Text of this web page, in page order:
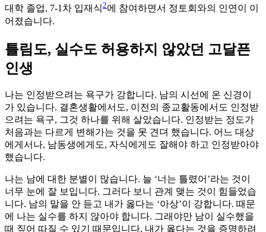
대학 졸업, 7-1차 입재식2에 참여하면서 정토회와의 인연이 이
어졌습니다.
틀림도, 실수도 허용하지 않았던 고달픈
인생
나는 인정받으려는 욕구가 강합니다. 남의 시선에 온 신경이
가 있습니다. 결혼생활에서도, 이전의 종교활동에서도 인정받
으려는 욕구, 그것 하나를 위해 살았습니다. 인정받는 정도가
처음과는 다르게 변해가는 것을 못 견뎌 했습니다. 어느 대상
에게서나, 남동생에게도, 자식에게도 잘해야 하고 인정받아야
했습니다.
나는 남에 대한 분별이 많습니다. 늘 ‘너는 틀렸어’라는 것이
너무 눈에 잘 보입니다. 그러다 보니 관계 맺는 것이 힘들었습
니다. 남의 말을 안 듣고 내가 옳다는 ‘아상’이 강합니다. 때문
에 나는 실수를 하지 않아야 합니다. 그래야만 남이 실수했을
때 짚어 따질 수 있기 때문입니다. 내가 옳다는 것을 증명하려